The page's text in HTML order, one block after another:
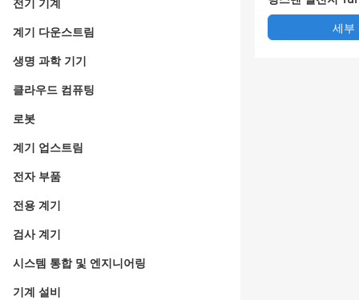
계기 다운스트림
생명 과학 기기
클라우드 컴퓨팅
로봇
계기 업스트림
전자 부품
전용 계기
검사 계기
시스템 통합 및 엔지니어링
기계 설비
rmocouple
세부